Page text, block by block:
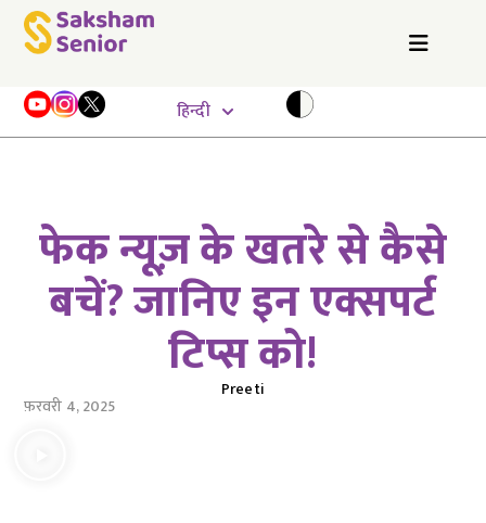
हिन्दी
फेक न्यूज़ के खतरे से कैसे
बचें? जानिए इन एक्सपर्ट
टिप्स को!
Preeti
फ़रवरी 4, 2025